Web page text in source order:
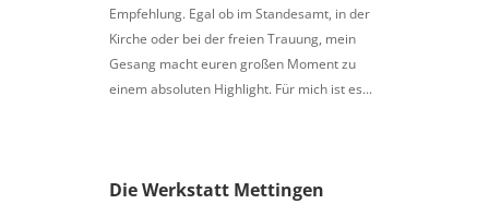
Empfehlung. Egal ob im Standesamt, in der
Kirche oder bei der freien Trauung, mein
Gesang macht euren großen Moment zu
einem absoluten Highlight. Für mich ist es...
Die Werkstatt Mettingen